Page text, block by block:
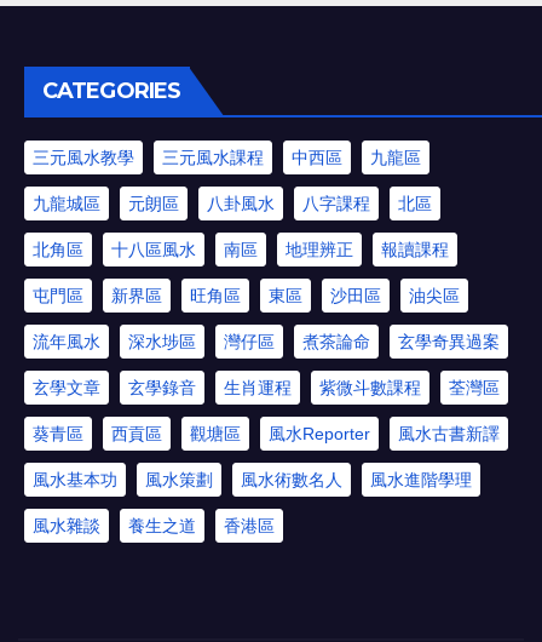
CATEGORIES
三元風水教學 三元風水課程 中西區 九龍區
九龍城區 元朗區 八卦風水 八字課程 北區
北角區 十八區風水 南區 地理辨正 報讀課程
屯門區 新界區 旺角區 東區 沙田區 油尖區
流年風水 深水埗區 灣仔區 煮茶論命 玄學奇異過案
玄學文章 玄學錄音 生肖運程 紫微斗數課程 荃灣區
葵青區 西貢區 觀塘區 風水Reporter 風水古書新譯
風水基本功 風水策劃 風水術數名人 風水進階學理
風水雜談 養生之道 香港區